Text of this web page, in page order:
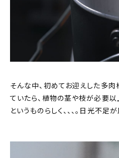
そんな中、初めてお迎えした多肉
ていたら、植物の茎や枝が必要以
というものらしく、、、。日光不足